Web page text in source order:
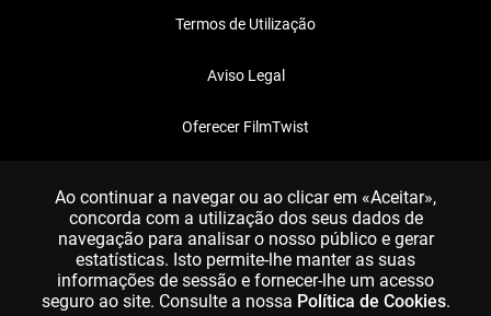
Termos de Utilização
Aviso Legal
Oferecer FilmTwist
Ao continuar a navegar ou ao clicar em «Aceitar»,
concorda com a utilização dos seus dados de
navegação para analisar o nosso público e gerar
estatísticas. Isto permite-lhe manter as suas
informações de sessão e fornecer-lhe um acesso
seguro ao site. Consulte a nossa Política de Cookies.